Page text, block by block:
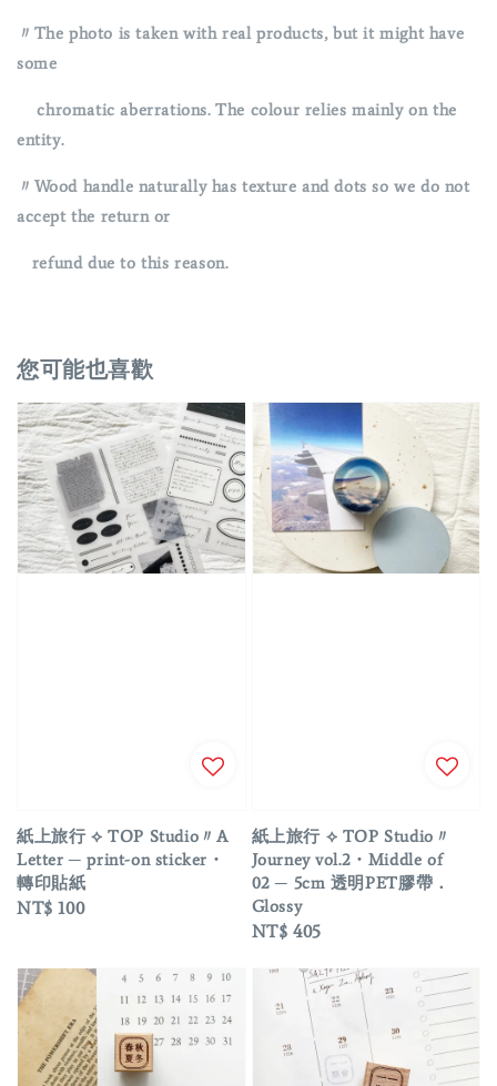
〃The photo is taken with real products, but it might have
some
chromatic aberrations. The colour relies mainly on the
entity.
〃Wood handle naturally has texture and dots so we do not
accept the return or
refund due to this reason.
您可能也喜歡
紙上旅行 ⟡ TOP Studio〃A
Letter ─ print-on sticker・
轉印貼紙
Regular
NT$ 100
紙上旅行 ⟡ TOP Studio〃
Journey vol.2・Middle of
02 ─ 5cm 透明PET膠帶．
Glossy
Regular
NT$ 405